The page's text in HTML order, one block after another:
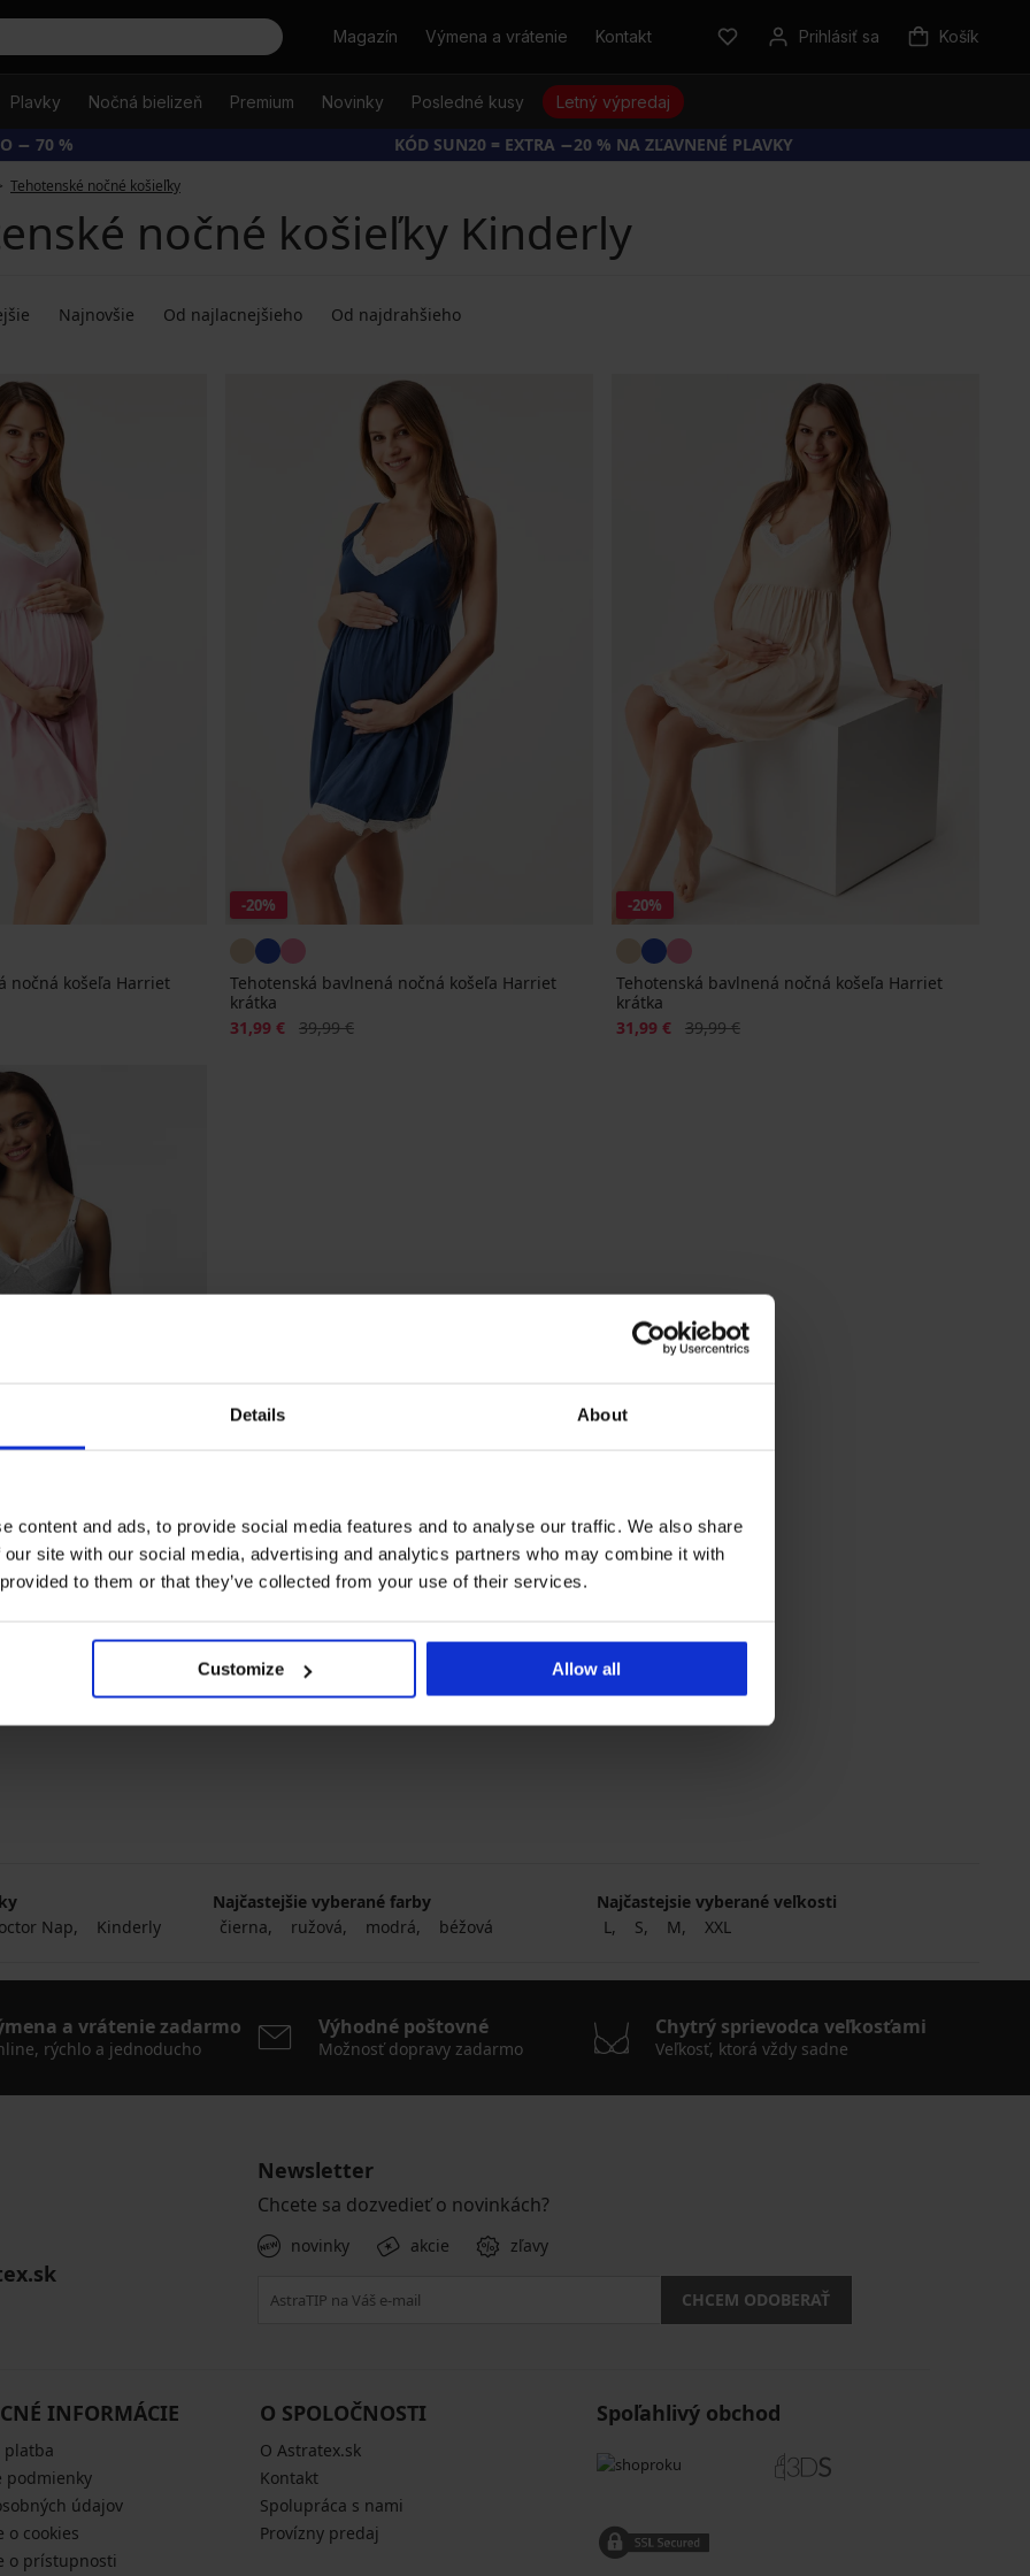
Details About
content and ads, to provide social media features and to analyse our traffic. We also share
site with our social media, advertising and analytics partners who may combine it with
to them or that they’ve collected from your use of their services.
Customize Allow all
HľadaťMagazín Výmena a vrátenie Kontakt Prihlásiť sa Košík
Plavky Nočná bielizeň Premium Novinky Posledné kusy Letný výpredaj
− 70 % KÓD SUN20 = EXTRA −20 % NA ZĽAVNENÉ PLAVKY
Tehotenské nočné košieľky
nočné košieľky Kinderly
Najnovšie Od najlacnejšieho Od najdrahšieho
nočná košeľa Harriet
-20%
Tehotenská bavlnená nočná košeľa Harriet
krátka
Zľava
31,99 € Pôvodná cena
39,99 €
-20%
Tehotenská bavlnená nočná košeľa Harriet
krátka
Zľava
31,99 € Pôvodná cena
39,99 €
Nap Kinderly
Najčastejšie vyberané farby
čierna
ružová modrá béžová
Najčastejsie vyberané veľkosti
L
S M XXL
a vrátenie zadarmo
rýchlo a jednoducho
Výhodné poštovné
Možnosť dopravy zadarmo
Chytrý sprievodca veľkosťami
Veľkosť, ktorá vždy sadne
Newsletter
Chcete sa dozvedieť o novinkách?
novinky akcie zľavy
CHCEM ODOBERAŤ
INFORMÁCIE
platba
podmienky
údajov
o cookies
o prístupnosti
O SPOLOČNOSTI
O Astratex.sk
Kontakt
Spolupráca s nami
Provízny predaj
Spoľahlivý obchod